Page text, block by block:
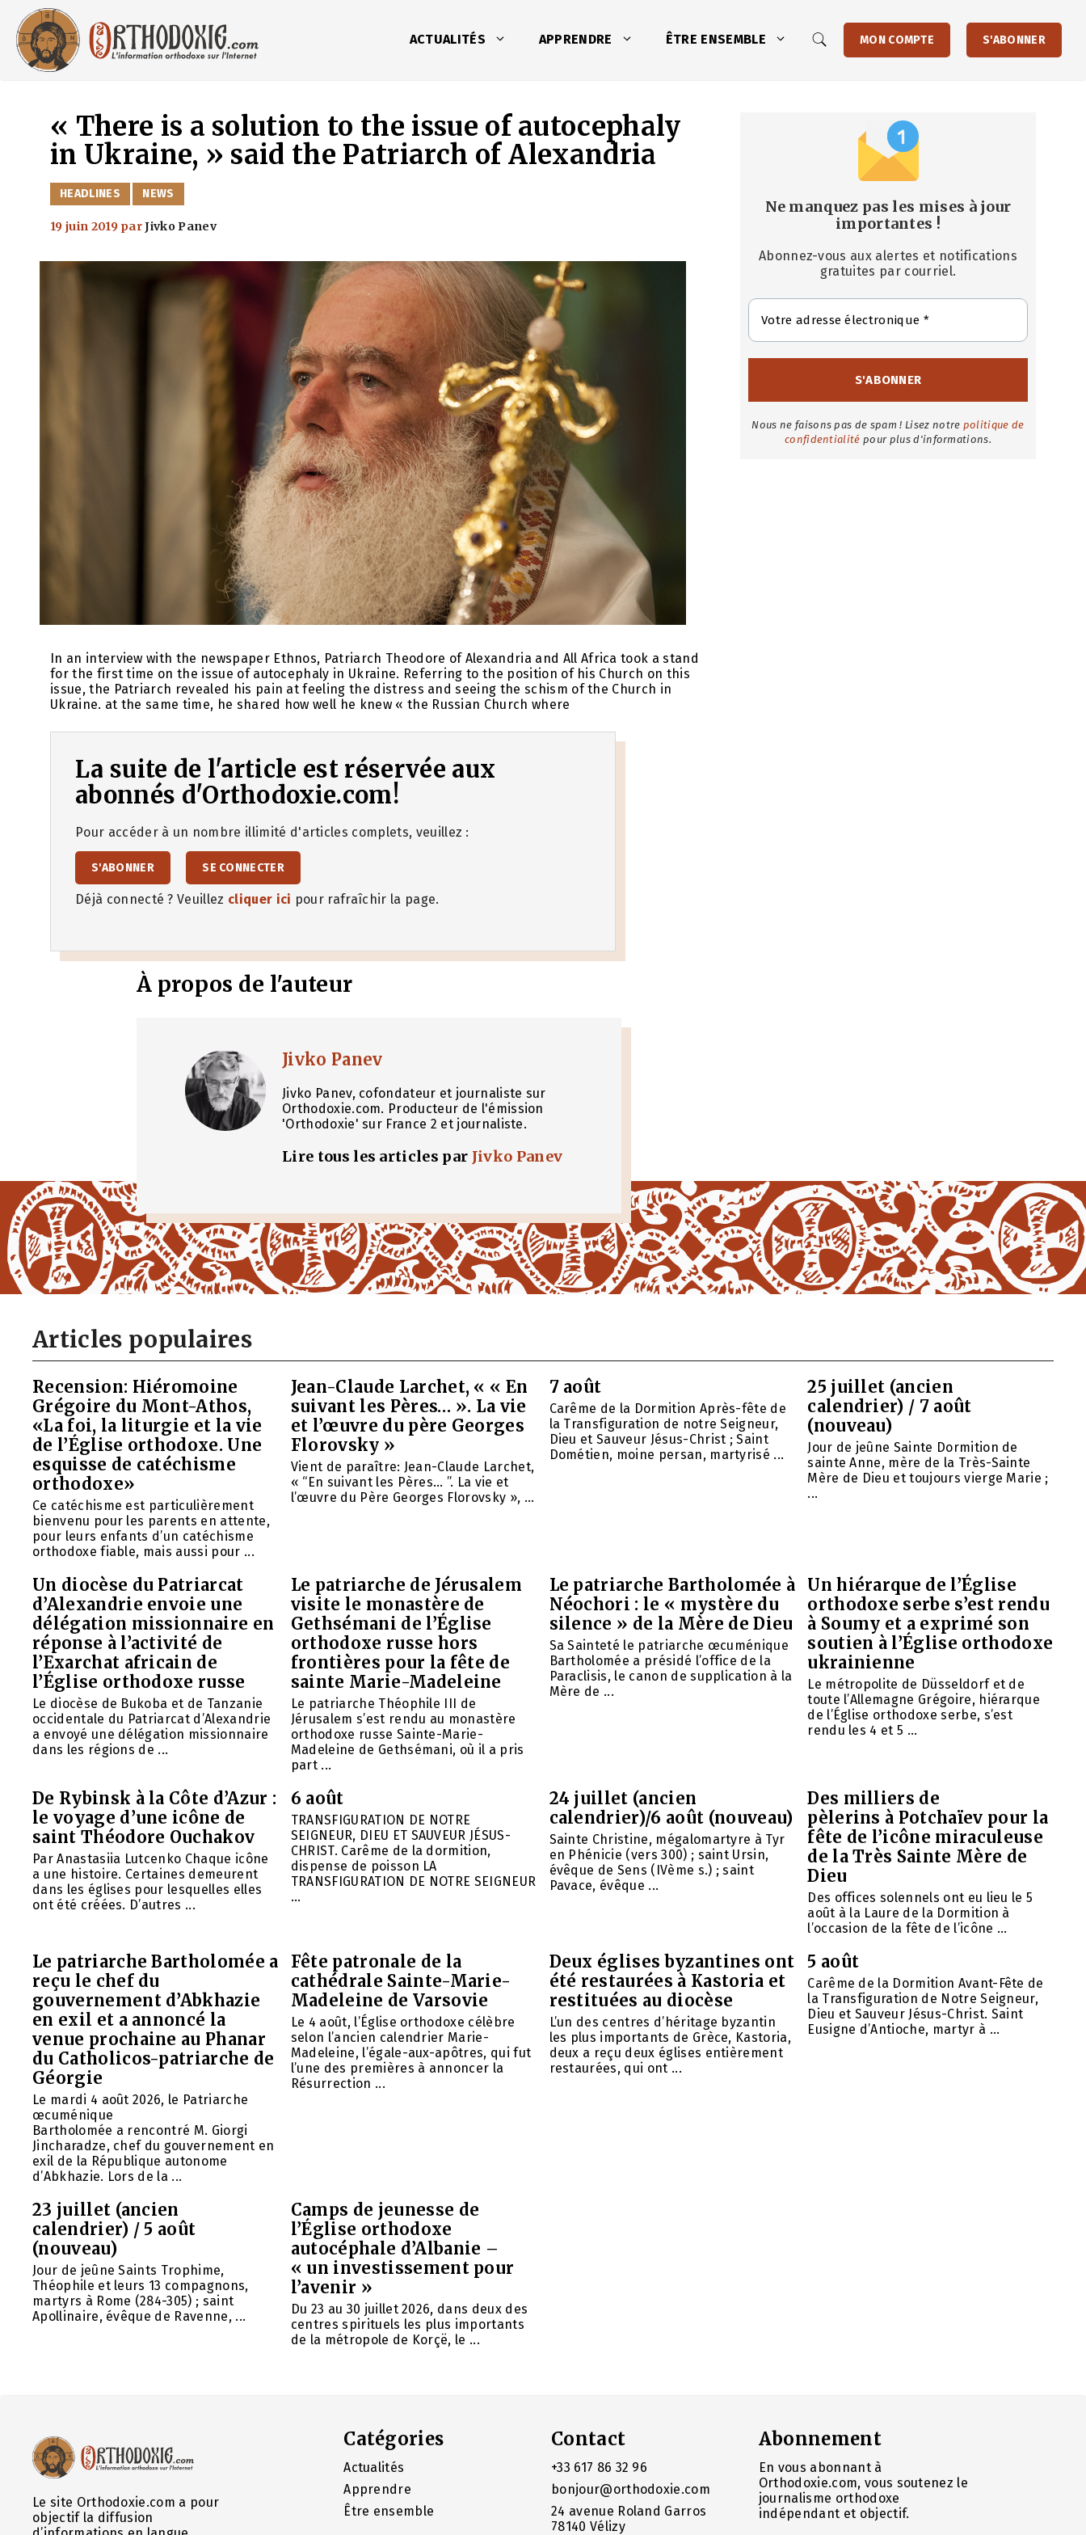
contenu
ACTUALITÉS APPRENDRE ÊTRE ENSEMBLE MON COMPTE S'ABONNER
« There is a solution to the issue of autocephaly
in Ukraine, » said the Patriarch of Alexandria
CATÉGORIES
HEADLINES NEWS
19 juin 2019 parJivko Panev
In an interview with the newspaper Ethnos, Patriarch Theodore of Alexandria and All Africa took a stand
for the first time on the issue of autocephaly in Ukraine. Referring to the position of his Church on this
issue, the Patriarch revealed his pain at feeling the distress and seeing the schism of the Church in
Ukraine. at the same time, he shared how well he knew « the Russian Church where
La suite de l'article est réservée aux
abonnés d'Orthodoxie.com!
Pour accéder à un nombre illimité d'articles complets, veuillez :
S'ABONNER SE CONNECTER
Déjà connecté ? Veuillez cliquer ici pour rafraîchir la page.
À propos de l'auteur
Jivko Panev
Jivko Panev, cofondateur et journaliste sur
Orthodoxie.com. Producteur de l'émission
'Orthodoxie' sur France 2 et journaliste.
Lire tous les articles par Jivko Panev
Ne manquez pas les mises à jour
importantes !
Abonnez-vous aux alertes et notifications
gratuites par courriel.
Nous ne faisons pas de spam ! Lisez notre politique de
confidentialité pour plus d'informations.
Articles populaires
Recension: Hiéromoine
Grégoire du Mont-Athos,
«La foi, la liturgie et la vie
de l’Église orthodoxe. Une
esquisse de catéchisme
orthodoxe»
Ce catéchisme est particulièrement
bienvenu pour les parents en attente,
pour leurs enfants d’un catéchisme
orthodoxe fiable, mais aussi pour ...
Jean-Claude Larchet, « « En
suivant les Pères… ». La vie
et l’œuvre du père Georges
Florovsky »
Vient de paraître: Jean-Claude Larchet,
« “En suivant les Pères… ”. La vie et
l’œuvre du Père Georges Florovsky », ...
7 août
Carême de la Dormition Après-fête de
la Transfiguration de notre Seigneur,
Dieu et Sauveur Jésus-Christ ; Saint
Dométien, moine persan, martyrisé ...
25 juillet (ancien
calendrier) / 7 août
(nouveau)
Jour de jeûne Sainte Dormition de
sainte Anne, mère de la Très-Sainte
Mère de Dieu et toujours vierge Marie ;
...
Un diocèse du Patriarcat
d’Alexandrie envoie une
délégation missionnaire en
réponse à l’activité de
l’Exarchat africain de
l’Église orthodoxe russe
Le diocèse de Bukoba et de Tanzanie
occidentale du Patriarcat d’Alexandrie
a envoyé une délégation missionnaire
dans les régions de ...
Le patriarche de Jérusalem
visite le monastère de
Gethsémani de l’Église
orthodoxe russe hors
frontières pour la fête de
sainte Marie-Madeleine
Le patriarche Théophile III de
Jérusalem s’est rendu au monastère
orthodoxe russe Sainte-Marie-
Madeleine de Gethsémani, où il a pris
part ...
Le patriarche Bartholomée à
Néochori : le « mystère du
silence » de la Mère de Dieu
Sa Sainteté le patriarche œcuménique
Bartholomée a présidé l’office de la
Paraclisis, le canon de supplication à la
Mère de ...
Un hiérarque de l’Église
orthodoxe serbe s’est rendu
à Soumy et a exprimé son
soutien à l’Église orthodoxe
ukrainienne
Le métropolite de Düsseldorf et de
toute l’Allemagne Grégoire, hiérarque
de l’Église orthodoxe serbe, s’est
rendu les 4 et 5 ...
De Rybinsk à la Côte d’Azur :
le voyage d’une icône de
saint Théodore Ouchakov
Par Anastasiia Lutcenko Chaque icône
a une histoire. Certaines demeurent
dans les églises pour lesquelles elles
ont été créées. D’autres ...
6 août
TRANSFIGURATION DE NOTRE
SEIGNEUR, DIEU ET SAUVEUR JÉSUS-
CHRIST. Carême de la dormition,
dispense de poisson LA
TRANSFIGURATION DE NOTRE SEIGNEUR
...
24 juillet (ancien
calendrier)/6 août (nouveau)
Sainte Christine, mégalomartyre à Tyr
en Phénicie (vers 300) ; saint Ursin,
évêque de Sens (IVème s.) ; saint
Pavace, évêque ...
Des milliers de
pèlerins à Potchaïev pour la
fête de l’icône miraculeuse
de la Très Sainte Mère de
Dieu
Des offices solennels ont eu lieu le 5
août à la Laure de la Dormition à
l’occasion de la fête de l’icône ...
Le patriarche Bartholomée a
reçu le chef du
gouvernement d’Abkhazie
en exil et a annoncé la
venue prochaine au Phanar
du Catholicos-patriarche de
Géorgie
Le mardi 4 août 2026, le Patriarche
œcuménique
Bartholomée a rencontré M. Giorgi
Jincharadze, chef du gouvernement en
exil de la République autonome
d’Abkhazie. Lors de la ...
Fête patronale de la
cathédrale Sainte-Marie-
Madeleine de Varsovie
Le 4 août, l’Église orthodoxe célèbre
selon l’ancien calendrier Marie-
Madeleine, l’égale-aux-apôtres, qui fut
l’une des premières à annoncer la
Résurrection ...
Deux églises byzantines ont
été restaurées à Kastoria et
restituées au diocèse
L’un des centres d’héritage byzantin
les plus importants de Grèce, Kastoria,
deux a reçu deux églises entièrement
restaurées, qui ont ...
5 août
Carême de la Dormition Avant-Fête de
la Transfiguration de Notre Seigneur,
Dieu et Sauveur Jésus-Christ. Saint
Eusigne d’Antioche, martyr à ...
23 juillet (ancien
calendrier) / 5 août
(nouveau)
Jour de jeûne Saints Trophime,
Théophile et leurs 13 compagnons,
martyrs à Rome (284-305) ; saint
Apollinaire, évêque de Ravenne, ...
Camps de jeunesse de
l’Église orthodoxe
autocéphale d’Albanie –
« un investissement pour
l’avenir »
Du 23 au 30 juillet 2026, dans deux des
centres spirituels les plus importants
de la métropole de Korçë, le ...
Le site Orthodoxie.com a pour
objectif la diffusion
Catégories
Actualités
Apprendre
Être ensemble
Contact
+33 617 86 32 96
bonjour@orthodoxie.com
24 avenue Roland Garros
78140 Vélizy
Abonnement
En vous abonnant à
Orthodoxie.com, vous soutenez le
journalisme orthodoxe
indépendant et objectif.